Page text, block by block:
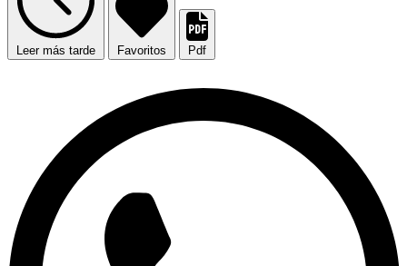
Leer más tarde Favoritos Pdf